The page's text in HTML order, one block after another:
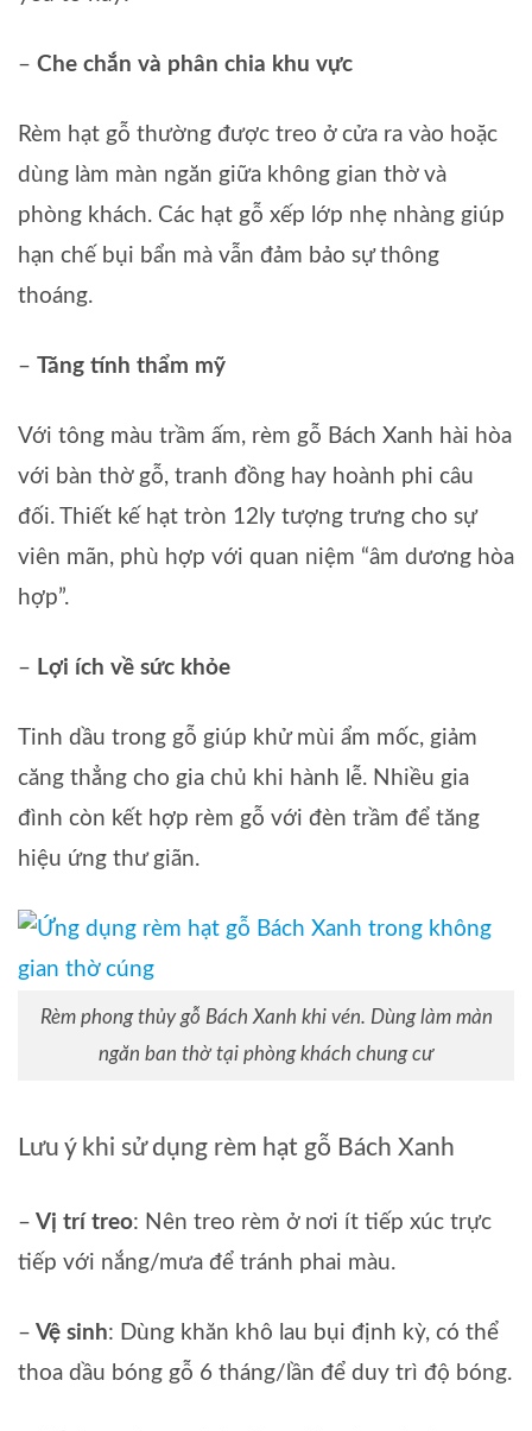
– Che chắn và phân chia khu vực
Rèm hạt gỗ thường được treo ở cửa ra vào hoặc
dùng làm màn ngăn giữa không gian thờ và
phòng khách. Các hạt gỗ xếp lớp nhẹ nhàng giúp
hạn chế bụi bẩn mà vẫn đảm bảo sự thông
thoáng.
– Tăng tính thẩm mỹ
Với tông màu trầm ấm, rèm gỗ Bách Xanh hài hòa
với bàn thờ gỗ, tranh đồng hay hoành phi câu
đối. Thiết kế hạt tròn 12ly tượng trưng cho sự
viên mãn, phù hợp với quan niệm “âm dương hòa
hợp”.
– Lợi ích về sức khỏe
Tinh dầu trong gỗ giúp khử mùi ẩm mốc, giảm
căng thẳng cho gia chủ khi hành lễ. Nhiều gia
đình còn kết hợp rèm gỗ với đèn trầm để tăng
hiệu ứng thư giãn.
Rèm phong thủy gỗ Bách Xanh khi vén. Dùng làm màn
ngăn ban thờ tại phòng khách chung cư
Lưu ý khi sử dụng rèm hạt gỗ Bách Xanh
– Vị trí treo: Nên treo rèm ở nơi ít tiếp xúc trực
tiếp với nắng/mưa để tránh phai màu.
– Vệ sinh: Dùng khăn khô lau bụi định kỳ, có thể
thoa dầu bóng gỗ 6 tháng/lần để duy trì độ bóng.